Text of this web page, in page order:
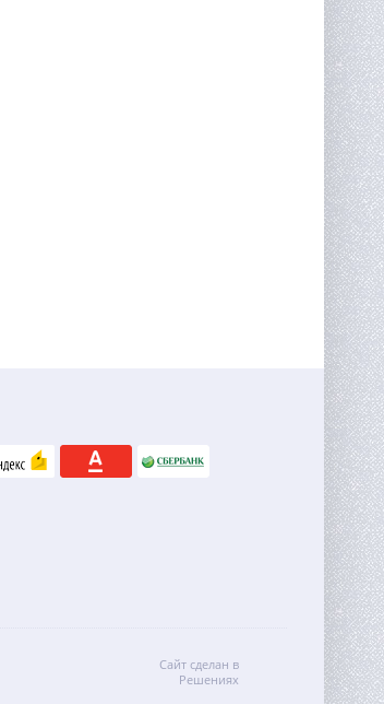
Сайт сделан в
Решениях